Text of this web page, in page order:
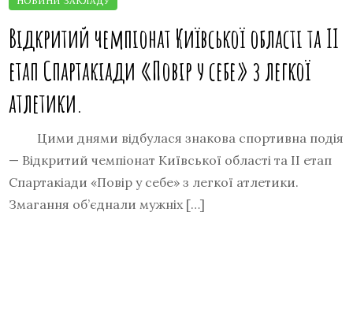
Відкритий чемпіонат Київської області та ІІ
етап Спартакіади «Повір у себе» з легкої
атлетики.
Цими днями відбулася знакова спортивна подія
— Відкритий чемпіонат Київської області та ІІ етап
Спартакіади «Повір у себе» з легкої атлетики.
Змагання об’єднали мужніх […]